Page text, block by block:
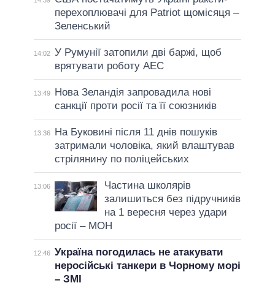
перехоплювачі для Patriot щомісяця –
Зеленський
14:02 У Румунії затопили дві баржі, щоб
врятувати роботу АЕС
13:49
Нова Зеландія запровадила нові
санкції проти росії та її союзників
13:36
На Буковині після 11 днів пошуків
затримали чоловіка, який влаштував
стрілянину по поліцейських
13:06
Частина школярів
залишиться без підручників
на 1 вересня через удари
росії – МОН
12:46 Україна погодилась не атакувати
неросійські танкери в Чорному морі
– ЗМІ